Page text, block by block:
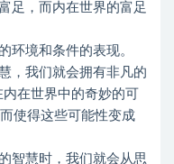
足，而内在世界的富足
环境和条件的表现。
，我们就会拥有非凡的
在世界中的奇妙的可
使得这些可能性变成
智慧时，我们就会从思